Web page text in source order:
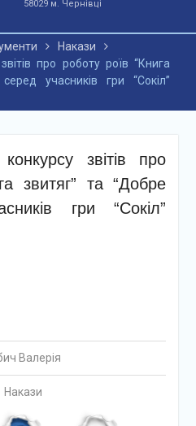
58029 м. Чернівці
Накази
про роботу роїв “Книга
учасників гри “Сокіл”
звітів про
звитяг” та “Добре
гри “Сокіл”
Валерія
Накази